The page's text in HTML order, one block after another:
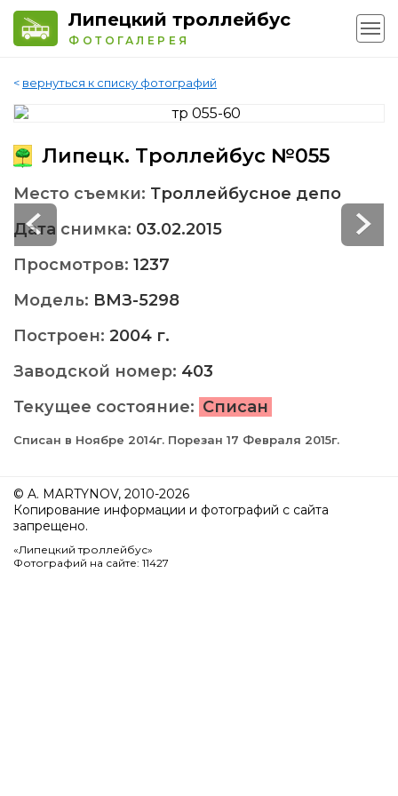
Липецкий троллейбус
ФОТОГАЛЕРЕЯ
< вернуться к списку фотографий
Липецк. Троллейбус №055
Место съемки: Троллейбусное депо
Дата снимка: 03.02.2015
Просмотров: 1237
Модель: ВМЗ-5298
Построен: 2004 г.
Заводской номер: 403
Текущее состояние: Списан
Списан в Ноябре 2014г. Порезан 17 Февраля 2015г.
© A. MARTYNOV, 2010-2026
Копирование информации и фотографий с сайта
запрещено.
«Липецкий троллейбус»
Фотографий на сайте: 11427